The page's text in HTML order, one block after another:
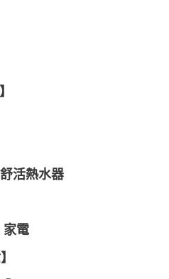
活熱水器️️
家電